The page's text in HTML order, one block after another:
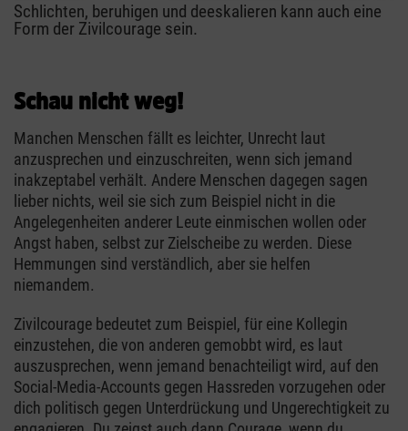
Schlichten, beruhigen und deeskalieren kann auch eine
Form der Zivilcourage sein.
Schau nicht weg!
Manchen Menschen fällt es leichter, Unrecht laut
anzusprechen und einzuschreiten, wenn sich jemand
inakzeptabel verhält. Andere Menschen dagegen sagen
lieber nichts, weil sie sich zum Beispiel nicht in die
Angelegenheiten anderer Leute einmischen wollen oder
Angst haben, selbst zur Zielscheibe zu werden. Diese
Hemmungen sind verständlich, aber sie helfen
niemandem.
Zivilcourage bedeutet zum Beispiel, für eine Kollegin
einzustehen, die von anderen gemobbt wird, es laut
auszusprechen, wenn jemand benachteiligt wird, auf den
Social-Media-Accounts gegen Hassreden vorzugehen oder
dich politisch gegen Unterdrückung und Ungerechtigkeit zu